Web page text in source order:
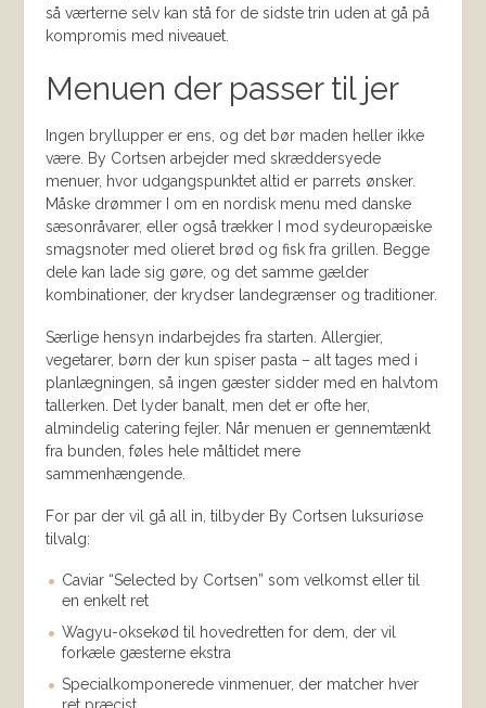
så værterne selv kan stå for de sidste trin uden at gå på
kompromis med niveauet.
Menuen der passer til jer
Ingen bryllupper er ens, og det bør maden heller ikke
være. By Cortsen arbejder med skræddersyede
menuer, hvor udgangspunktet altid er parrets ønsker.
Måske drømmer I om en nordisk menu med danske
sæsonråvarer, eller også trækker I mod sydeuropæiske
smagsnoter med olieret brød og fisk fra grillen. Begge
dele kan lade sig gøre, og det samme gælder
kombinationer, der krydser landegrænser og traditioner.
Særlige hensyn indarbejdes fra starten. Allergier,
vegetarer, børn der kun spiser pasta – alt tages med i
planlægningen, så ingen gæster sidder med en halvtom
tallerken. Det lyder banalt, men det er ofte her,
almindelig catering fejler. Når menuen er gennemtænkt
fra bunden, føles hele måltidet mere
sammenhængende.
For par der vil gå all in, tilbyder By Cortsen luksuriøse
tilvalg:
Caviar “Selected by Cortsen” som velkomst eller til
en enkelt ret
Wagyu-oksekød til hovedretten for dem, der vil
forkæle gæsterne ekstra
Specialkomponerede vinmenuer, der matcher hver